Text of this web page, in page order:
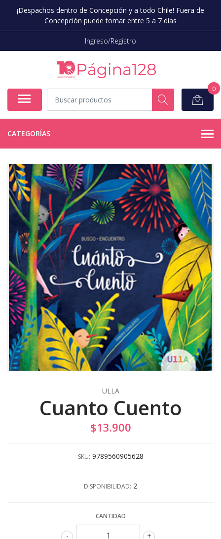
¡Despachos dentro de Concepción y a todo Chile! Fuera de
Concepción puede tomar entre 5 a 7 días
Ingreso/Registro
0
CATEGORÍAS
ULLA
Cuanto Cuento
$13.900
SKU: 9789560905628
DISPONIBILIDAD: 2
CANTIDAD
+
-